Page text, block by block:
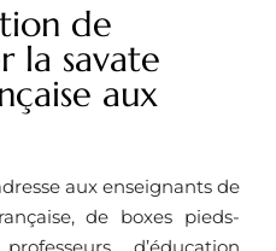
de
la savate
aux
aux enseignants de
de boxes pieds-
d’éducation